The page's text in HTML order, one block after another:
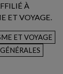
À
ET VOYAGE.
ET VOYAGE